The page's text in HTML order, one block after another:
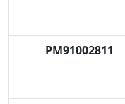
PM91002811